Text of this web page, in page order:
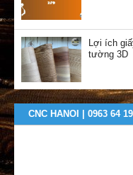
Lợi ích
tường 3D
CNC HANOI | 0963 64